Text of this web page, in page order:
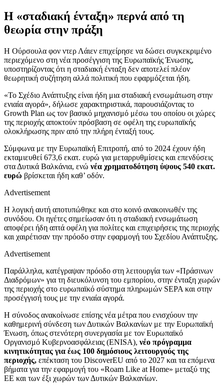
Η «σταδιακή ένταξη» περνά από τη
θεωρία στην πράξη
Η Ούρσουλα φον ντερ Λάιεν επιχείρησε να δώσει συγκεκριμένο
περιεχόμενο στη νέα προσέγγιση της Ευρωπαϊκής Ένωσης,
υποστηρίζοντας ότι η σταδιακή ένταξη δεν αποτελεί πλέον
θεωρητική συζήτηση αλλά πολιτική που εφαρμόζεται ήδη.
«Το Σχέδιο Ανάπτυξης είναι ήδη μια σταδιακή ενσωμάτωση στην
ενιαία αγορά», δήλωσε χαρακτηριστικά, παρουσιάζοντας το
Growth Plan ως τον βασικό μηχανισμό μέσω του οποίου οι χώρες
της περιοχής αποκτούν πρόσβαση σε οφέλη της ευρωπαϊκής
ολοκλήρωσης πριν από την πλήρη ένταξή τους.
Σύμφωνα με την Ευρωπαϊκή Επιτροπή, από το 2024 έχουν ήδη
εκταμιευθεί 673,6 εκατ. ευρώ για μεταρρυθμίσεις και επενδύσεις
στα Δυτικά Βαλκάνια, ενώ νέα χρηματοδότηση ύψους 540 εκατ.
ευρώ βρίσκεται ήδη καθ’ οδόν.
Advertisement
Η λογική αυτή αποτυπώθηκε και στο κοινό ανακοινωθέν της
συνόδου. Οι ηγέτες σημείωσαν ότι η σταδιακή ενσωμάτωση
αποφέρει ήδη απτά οφέλη για πολίτες και επιχειρήσεις της περιοχής
και χαιρέτισαν την πρόοδο στην εφαρμογή του Σχεδίου Ανάπτυξης.
Advertisement
Παράλληλα, κατέγραψαν πρόοδο στη λειτουργία των «Πράσινων
Διαδρόμων» για τη διευκόλυνση του εμπορίου, στην ένταξη χωρών
της περιοχής στο ευρωπαϊκό σύστημα πληρωμών SEPA και στην
προσέγγισή τους με την ενιαία αγορά.
Η σύνοδος ανακοίνωσε επίσης νέα μέτρα που ενισχύουν την
καθημερινή σύνδεση των Δυτικών Βαλκανίων με την Ευρωπαϊκή
Ένωση, όπως στενότερη συνεργασία με τον Ευρωπαϊκό
Οργανισμό Κυβερνοασφάλειας (ENISA), νέο πρόγραμμα
κινητικότητας για έως 100 δημόσιους λειτουργούς της
περιοχής, επέκταση του DiscoverEU από το 2027 και τα επόμενα
βήματα για την εφαρμογή του «Roam Like at Home» μεταξύ της
ΕΕ και των έξι χωρών των Δυτικών Βαλκανίων.